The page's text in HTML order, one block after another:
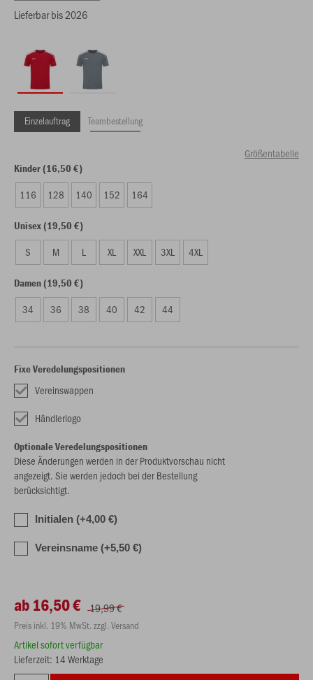
Lieferbar bis 2026
Einzelauftrag Teambestellung
Größentabelle
Kinder (16,50 €)
116 128 140 152 164
Unisex (19,50 €)
S M L XL XXL 3XL 4XL
Damen (19,50 €)
34 36 38 40 42 44
Fixe Veredelungspositionen
Vereinswappen
Händlerlogo
Optionale Veredelungspositionen
Diese Änderungen werden in der Produktvorschau nicht
angezeigt. Sie werden jedoch bei der Bestellung
berücksichtigt.
Initialen (+4,00 €)
Vereinsname (+5,50 €)
ab 16,50 € 19,99 €
Preis inkl. 19% MwSt. zzgl. Versand
Artikel sofort verfügbar
Lieferzeit: 14 Werktage